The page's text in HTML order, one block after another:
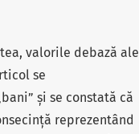
valorile debază ale
se
și se constată că
reprezentând